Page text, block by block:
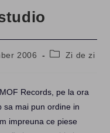
2006
PostZi de zi
Records, pe la ora
sa mai pun ordine in
impreuna ce piese